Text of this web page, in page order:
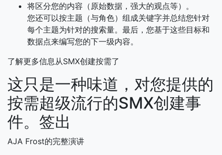
将区分您的内容（原始数据，强大的观点等）。
您还可以按主题（与角色）组成关键字并总结您针对
每个主题为针对的搜索量。最后，您基于这些目标和
数据点来编写您的下一级内容。
了解更多信息从SMX创建按需了
这只是一种味道，对您提供的
按需超级流行的SMX创建事
件。签出
AJA Frost的完整演讲